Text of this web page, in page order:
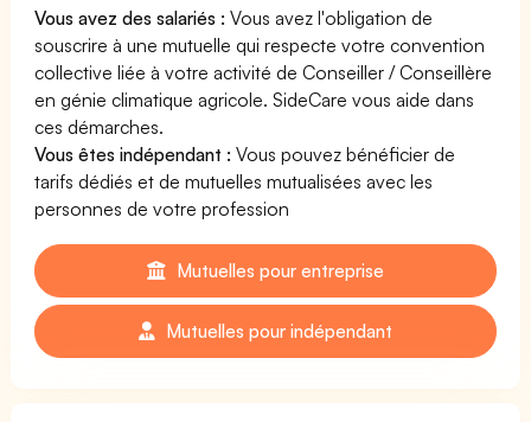
Vous avez des salariés : Vous avez l'obligation de
souscrire à une mutuelle qui respecte votre convention
collective liée à votre activité de Conseiller / Conseillère
en génie climatique agricole. SideCare vous aide dans
ces démarches.
Vous êtes indépendant : Vous pouvez bénéficier de
tarifs dédiés et de mutuelles mutualisées avec les
personnes de votre profession
Mutuelles pour entreprise
Mutuelles pour indépendant